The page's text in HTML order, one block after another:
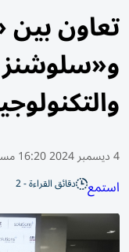
تعاون
و«سلوشنز
4 ديسمبر 2024 16:20 مساء
استمع دقائق القراءة - 2